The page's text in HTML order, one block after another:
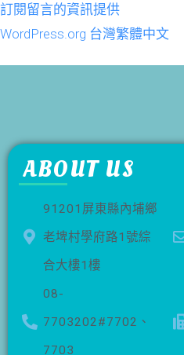
訂閱留言的資訊提供
WordPress.org 台灣繁體中文
ABOUT US
91201屏東縣內埔鄉
老埤村學府路1號綜
合大樓1樓
08-
7703202#7702、
7703